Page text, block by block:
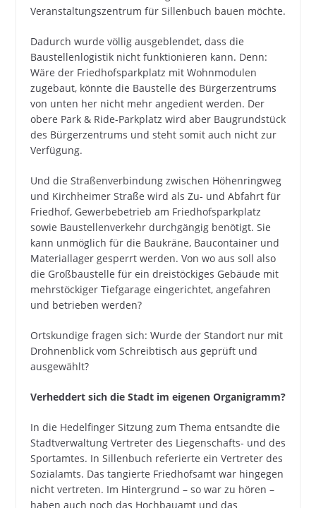
Veranstaltungszentrum für Sillenbuch bauen möchte.
Dadurch wurde völlig ausgeblendet, dass die
Baustellenlogistik nicht funktionieren kann. Denn:
Wäre der Friedhofsparkplatz mit Wohnmodulen
zugebaut, könnte die Baustelle des Bürgerzentrums
von unten her nicht mehr angedient werden. Der
obere Park & Ride-Parkplatz wird aber Baugrundstück
des Bürgerzentrums und steht somit auch nicht zur
Verfügung.
Und die Straßenverbindung zwischen Höhenringweg
und Kirchheimer Straße wird als Zu- und Abfahrt für
Friedhof, Gewerbebetrieb am Friedhofsparkplatz
sowie Baustellenverkehr durchgängig benötigt. Sie
kann unmöglich für die Baukräne, Baucontainer und
Materiallager gesperrt werden. Von wo aus soll also
die Großbaustelle für ein dreistöckiges Gebäude mit
mehrstöckiger Tiefgarage eingerichtet, angefahren
und betrieben werden?
Ortskundige fragen sich: Wurde der Standort nur mit
Drohnenblick vom Schreibtisch aus geprüft und
ausgewählt?
Verheddert sich die Stadt im eigenen Organigramm?
In die Hedelfinger Sitzung zum Thema entsandte die
Stadtverwaltung Vertreter des Liegenschafts- und des
Sportamtes. In Sillenbuch referierte ein Vertreter des
Sozialamts. Das tangierte Friedhofsamt war hingegen
nicht vertreten. Im Hintergrund – so war zu hören –
haben auch noch das Hochbauamt und das